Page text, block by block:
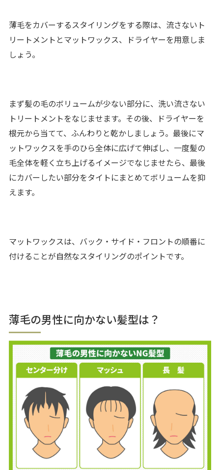
薄毛をカバーするスタイリングをする際は、流さないト
リートメントとマットワックス、ドライヤーを用意しま
しょう。
まず髪の毛のボリュームが少ない部分に、洗い流さない
トリートメントをなじませます。その後、ドライヤーを
根元から当てて、ふんわりと乾かしましょう。最後にマ
ットワックスを手のひら全体に広げて伸ばし、一度髪の
毛全体を軽く立ち上げるイメージでなじませたら、最後
にカバーしたい部分をタイトにまとめてボリュームを抑
えます。
マットワックスは、バック・サイド・フロントの順番に
付けることが自然なスタイリングのポイントです。
薄毛の男性に向かない髪型は？